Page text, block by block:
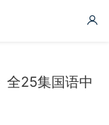
全25集国语中